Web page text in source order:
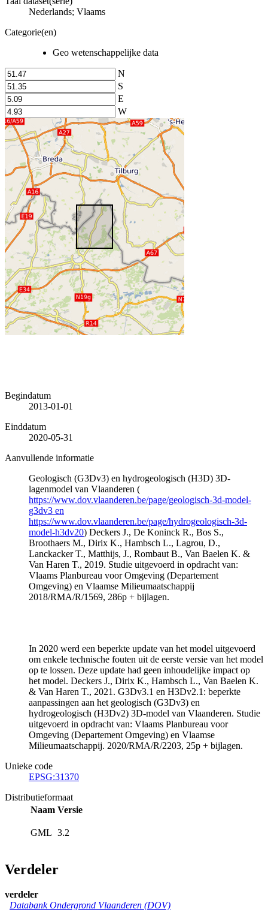
Nederlands; Vlaams
Categorie(en)
Geo wetenschappelijke data
N
S
E
W
Begindatum
2013-01-01
Einddatum
2020-05-31
Aanvullende informatie
Geologisch (G3Dv3) en hydrogeologisch (H3D) 3D-
lagenmodel van Vlaanderen (
https://www.dov.vlaanderen.be/page/geologisch-3d-model-
g3dv3 en
https://www.dov.vlaanderen.be/page/hydrogeologisch-3d-
model-h3dv20) Deckers J., De Koninck R., Bos S.,
Broothaers M., Dirix K., Hambsch L., Lagrou, D.,
Lanckacker T., Matthijs, J., Rombaut B., Van Baelen K. &
Van Haren T., 2019. Studie uitgevoerd in opdracht van:
Vlaams Planbureau voor Omgeving (Departement
Omgeving) en Vlaamse Milieumaatschappij
2018/RMA/R/1569, 286p + bijlagen.
In 2020 werd een beperkte update van het model uitgevoerd
om enkele technische fouten uit de eerste versie van het model
op te lossen. Deze update had geen inhoudelijke impact op
het model. Deckers J., Dirix K., Hambsch L., Van Baelen K.
& Van Haren T., 2021. G3Dv3.1 en H3Dv2.1: beperkte
aanpassingen aan het geologisch (G3Dv3) en
hydrogeologisch (H3Dv2) 3D-model van Vlaanderen. Studie
uitgevoerd in opdracht van: Vlaams Planbureau voor
Omgeving (Departement Omgeving) en Vlaamse
Milieumaatschappij. 2020/RMA/R/2203, 25p + bijlagen.
Unieke code
EPSG:31370
Distributieformaat
Naam Versie
GML 3.2
Verdeler
verdeler
Databank Ondergrond Vlaanderen (DOV)